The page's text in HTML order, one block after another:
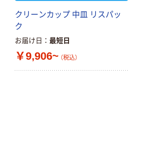
クリーンカップ 中皿 リスパッ
ク
お届け日 最短日
￥9,906~ （税込）